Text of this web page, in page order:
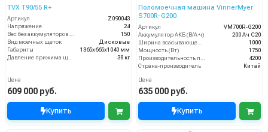
TVX T90/55 R+
Артикул
Z090043
Напряжение
24
Вес без аккумуляторов (кг)
150
Вид моечных щеток
Дисковые
Габариты
1365х665х1040 мм
Давление прижима щеток
38 кг
Цена
609 000 руб.
Купить
Поломоечная машина VinnerMyer
S700R-G200
Артикул
VM700R-G200
Аккумулятор АКБ (В/А·ч)
200 Ач С20
Ширина всасывающей балки (мм)
1000
Мощность (Вт)
1750
Производительность по площади (м2/ч)
4200
Страна-производитель
Китай
Цена
635 000 руб.
Купить